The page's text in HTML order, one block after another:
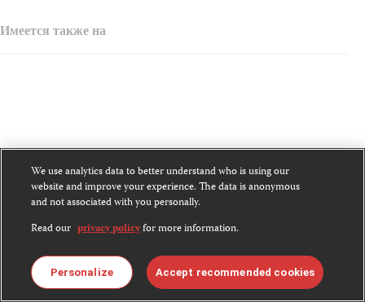
Имеется также на
Другие языки
We use analytics data to better understand who is using our
website and improve your experience. The data is anonymous
and not associated with you personally.
Read our privacy policyfor more information.
Personalize Accept recommended cookies